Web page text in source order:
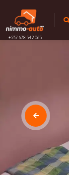
+237 678 542 065